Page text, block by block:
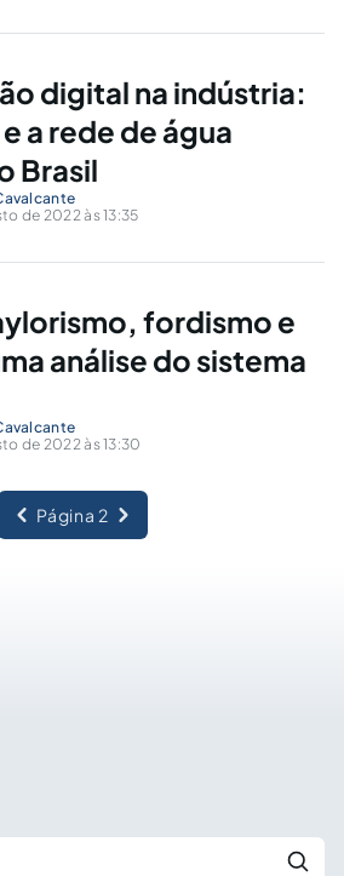
digital na indústria:
a rede de água
Brasil
de 2022 às 13:35
fordismo e
análise do sistema
de 2022 às 13:30
Página 2